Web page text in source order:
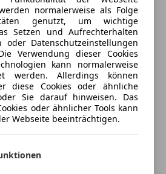
an Ihre Bedürfnisse
ab Stufe 0
versichern & Rabatt holen
berechnen
normalerweise als Folge
genutzt, um wichtige
Setzen und Aufrechterhalten
oder Datenschutzeinstellungen
Verwendung dieser Cookies
kann normalerweise
werden. Allerdings können
diese Cookies oder ähnliche
Sie darauf hinweisen. Das
oder ähnlicher Tools kann
Webseite beeinträchtigen.